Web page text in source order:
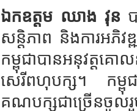
ឯកឧត្តម​ ឈាង វុន
សន្តិភាព និងការអភិ
កម្ពុជាបានអនុវត្តគ
សេរីពហុបក្ស។ កម្ពុជ
គណបក្សជាច្រើនចូល